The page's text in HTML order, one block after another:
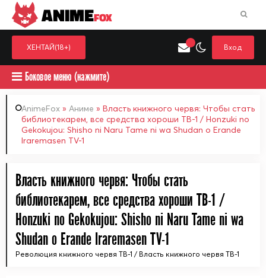
ANIMEFOX
ХЕНТАЙ(18+) Вход
Боковое меню (нажмите)
AnimeFox » Аниме » Власть книжного червя: Чтобы стать
библиотекарем, все средства хороши ТВ-1 / Honzuki no
Gekokujou: Shisho ni Naru Tame ni wa Shudan o Erande
Iraremasen TV-1
Власть книжного червя: Чтобы стать
библиотекарем, все средства хороши ТВ-1 /
Honzuki no Gekokujou: Shisho ni Naru Tame ni wa
Shudan o Erande Iraremasen TV-1
Революция книжного червя ТВ-1 / Власть книжного червя ТВ-1